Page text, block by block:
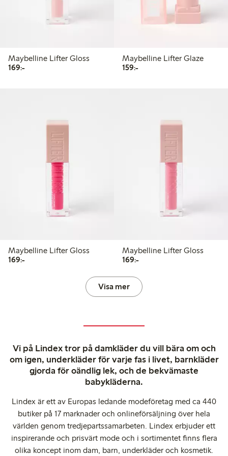
Maybelline Lifter Gloss
169:-169,00 kr
Maybelline Lifter Glaze
159:-159,00 kr
Maybelline Lifter Gloss
169:-169,00 kr
Maybelline Lifter Gloss
169:-169,00 kr
Visa mer
Vi på Lindex tror på damkläder du vill bära om och
om igen, underkläder för varje fas i livet, barnkläder
gjorda för oändlig lek, och de bekvämaste
babykläderna.
Lindex är ett av Europas ledande modeföretag med ca 440
butiker på 17 marknader och onlineförsäljning över hela
världen genom tredjepartssamarbeten. Lindex erbjuder ett
inspirerande och prisvärt mode och i sortimentet finns flera
olika koncept inom dam, barn, underkläder och kosmetik.